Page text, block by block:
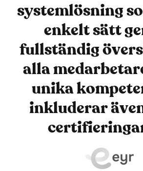
systemlösning
enkelt sätt
fullständig
alla
unika
inkluderar